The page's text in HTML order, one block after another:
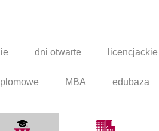
dni otwarte licencjackie
MBA edubaza